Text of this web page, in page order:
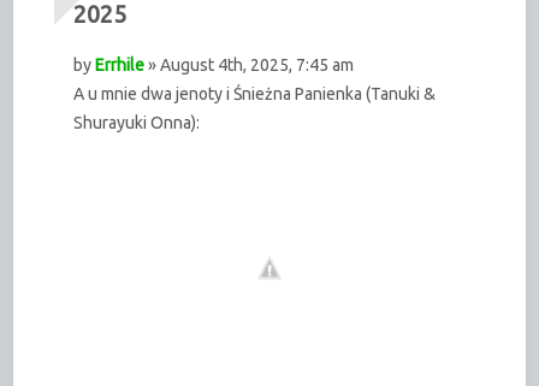
2025
byErrhile» August 4th, 2025, 7:45 am
A u mnie dwa jenoty i Śnieżna Panienka (Tanuki &
Shurayuki Onna):